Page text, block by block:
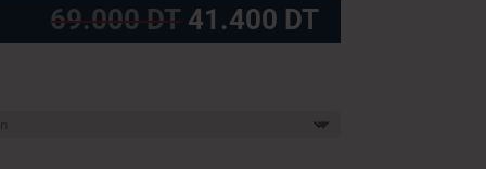
69.000DT Le
prix
41.400 DTLe
prix
41.400